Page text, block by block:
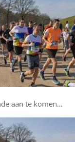
aan te komen…